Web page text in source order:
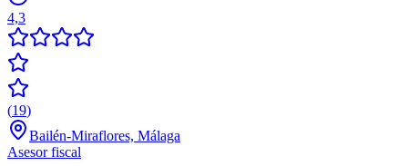
4,3
(19)
Bailén-Miraflores, Málaga
Asesor fiscal